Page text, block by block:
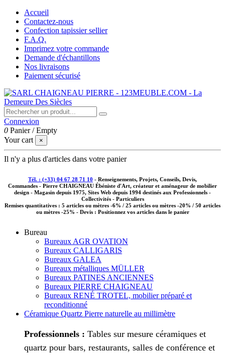
Accueil
Contactez-nous
Confection tapissier sellier
F.A.Q.
Imprimez votre commande
Demande d'échantillons
Nos livraisons
Paiement sécurisé
Connexion
0 Panier /Empty
Your cart
×
Il n'y a plus d'articles dans votre panier
Tél. : (+33) 04 67 28 71 10 - Renseignements, Projets, Conseils, Devis,
Commandes - Pierre CHAIGNEAU Ébéniste d'Art, créateur et aménageur de mobilier
design - Magasin depuis 1975, Sites Web depuis 1994 destinés aux Professionnels -
Collectivités - Particuliers
Remises quantitatives : 5 articles ou mètres -6% / 25 articles ou mètres -20% / 50 articles
ou mètres -25% - Devis : Positionnez vos articles dans le panier
Bureau
Bureaux AGR OVATION
Bureaux CALLIGARIS
Bureaux GALEA
Bureaux métalliques MÜLLER
Bureaux PATINES ANCIENNES
Bureaux PIERRE CHAIGNEAU
Bureaux RENÉ TROTEL, mobilier préparé et
reconditionné
Céramique Quartz Pierre naturelle au millimètre
Professionnels : Tables sur mesure céramiques et
quartz pour bars, restaurants, salles de conférence et